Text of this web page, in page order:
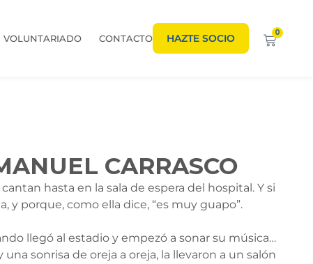
VOLUNTARIADO CONTACTO HAZTE SOCIO 0
CARRASCO
hasta en la sala de espera del hospital. Y si
y porque, como ella dice, “es muy guapo”.
llegó al estadio y empezó a sonar su música…
sonrisa de oreja a oreja, la llevaron a un salón